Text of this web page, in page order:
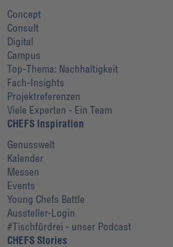
Concept
Consult
Digital
Campus
Top-Thema: Nachhaltigkeit
Fach-Insights
Projektreferenzen
Viele Experten - Ein Team
CHEFS Inspiration
Genusswelt
Kalender
Messen
Events
Young Chefs Battle
Aussteller-Login
#Tischfürdrei - unser Podcast
CHEFS Stories